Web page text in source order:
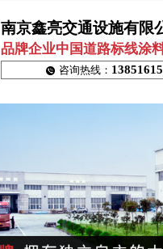
南京鑫亮交通设施有限
品牌企业中国道路标线涂
咨询热线：